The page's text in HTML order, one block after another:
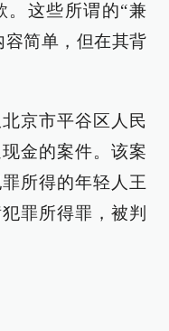
。这些所谓的“兼
容简单，但在其背
京市平谷区人民
金的案件。该案
所得的年轻人王
罪所得罪，被判